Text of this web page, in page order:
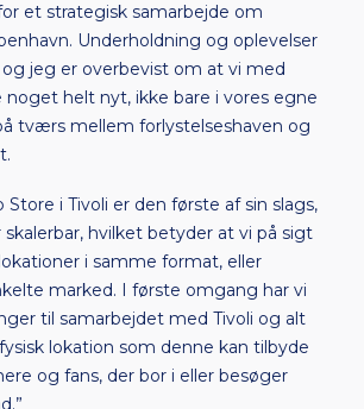
et strategisk samarbejde om
Underholdning og oplevelser
jeg er overbevist om at vi med
noget helt nyt, ikke bare i vores egne
tværs mellem forlystelseshaven og
Store i Tivoli er den første af sin slags,
hvilket betyder at vi på sigt
i samme format, eller
marked. I første omgang har vi
til samarbejdet med Tivoli og alt
lokation som denne kan tilbyde
og fans, der bor i eller besøger